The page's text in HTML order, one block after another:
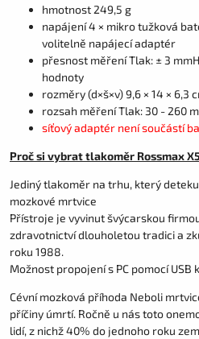
hmotnost 249,5 g
napájení 4 × mikro tužková
volitelně napájecí adaptér
přesnost měření Tlak: ± 3
hodnoty
rozměry (d×š×v) 9,6 × 14 × 6,3
rozsah měření Tlak: 30 - 260
síťový adaptér není součástí
Proč si vybrat tlakoměr Rossmax
Jediný tlakoměr na trhu, který
mozkové mrtvice
Přístroje je vyvinut švýcarskou
zdravotnictví dlouholetou tradici a
roku 1988.
Možnost propojení s PC pomocí USB
Cévní mozková příhoda Neboli
příčiny úmrtí. Ročně u nás toto
lidí, z nichž 40% do jednoho roku